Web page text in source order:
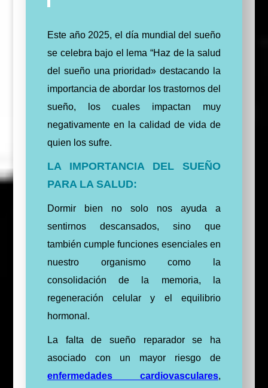
Este año 2025, el día mundial del sueño
se celebra bajo el lema “Haz de la salud
del sueño una prioridad» destacando la
importancia de abordar los trastornos del
sueño, los cuales impactan muy
negativamente en la calidad de vida de
quien los sufre.
LA IMPORTANCIA DEL SUEÑO
PARA LA SALUD:
Dormir bien no solo nos ayuda a
sentirnos descansados, sino que
también cumple funciones esenciales en
nuestro organismo como la
consolidación de la memoria, la
regeneración celular y el equilibrio
hormonal.
La falta de sueño reparador se ha
asociado con un mayor riesgo de
enfermedades cardiovasculares,